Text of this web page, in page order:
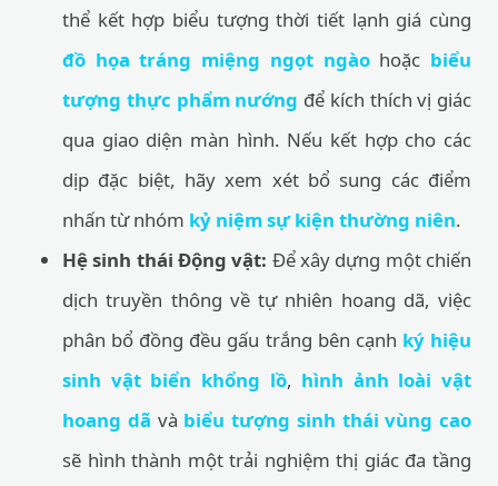
thể kết hợp biểu tượng thời tiết lạnh giá cùng
đồ họa tráng miệng ngọt ngàohoặc biểu
tượng thực phẩm nướng để kích thích vị giác
qua giao diện màn hình. Nếu kết hợp cho các
dịp đặc biệt, hãy xem xét bổ sung các điểm
nhấn từ nhóm kỷ niệm sự kiện thường niên.
Hệ sinh thái Động vật: Để xây dựng một chiến
dịch truyền thông về tự nhiên hoang dã, việc
phân bổ đồng đều gấu trắng bên cạnh ký hiệu
sinh vật biển khổng lồ, hình ảnh loài vật
hoang dã và biểu tượng sinh thái vùng cao
sẽ hình thành một trải nghiệm thị giác đa tầng